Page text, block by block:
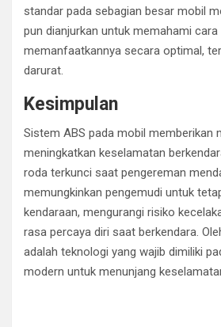
standar pada sebagian besar mobil
pun dianjurkan untuk memahami
memanfaatkannya secara optimal,
darurat.
Kesimpulan
Sistem ABS pada mobil memberikan
meningkatkan keselamatan
roda terkunci saat pengereman
memungkinkan pengemudi untuk
kendaraan, mengurangi risiko
rasa percaya diri saat berkendara.
adalah teknologi yang wajib dimiliki
modern untuk menunjang